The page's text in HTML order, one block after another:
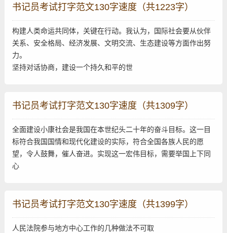
书记员考试打字范文130字速度（共1223字）
构建人类命运共同体，关键在行动。我认为，国际社会要从伙伴
关系、安全格局、经济发展、文明交流、生态建设等方面作出努
力。
坚持对话协商，建设一个持久和平的世
书记员考试打字范文130字速度（共1309字）
全面建设小康社会是我国在本世纪头二十年的奋斗目标。这一目
标符合我国国情和现代化建设的实际，符合全国各族人民的愿
望，令人鼓舞，催人奋进。实现这一宏伟目标，需要举国上下同
心
书记员考试打字范文130字速度（共1399字）
人民法院参与地方中心工作的几种做法不可取